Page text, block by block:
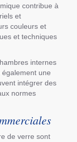
contribue à
et
couleurs et
et techniques
internes
une
intégrer des
normes
de verre sont